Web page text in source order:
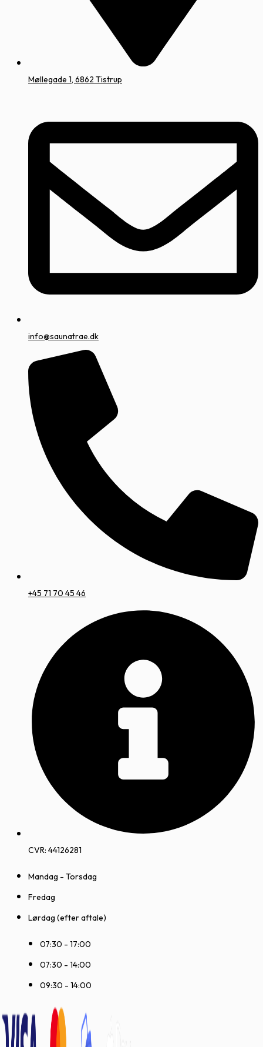
Møllegade 1, 6862 Tistrup
info@saunatrae.dk
+45 71 70 45 46
CVR: 44126281
Mandag - Torsdag
Fredag
Lørdag (efter aftale)
07:30 - 17:00
07:30 - 14:00
09:30 - 14:00